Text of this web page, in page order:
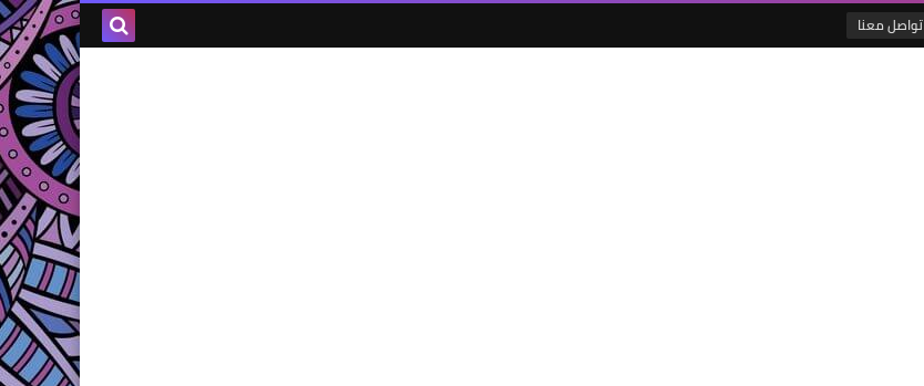
تواصل معنا